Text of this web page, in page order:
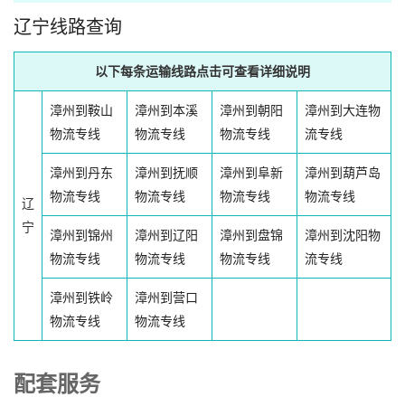
辽宁线路查询
以下每条运输线路点击可查看详细说明
辽
宁
漳州到鞍山
物流专线
漳州到本溪
物流专线
漳州到朝阳
物流专线
漳州到大连物
流专线
漳州到丹东
物流专线
漳州到抚顺
物流专线
漳州到阜新
物流专线
漳州到葫芦岛
物流专线
漳州到锦州
物流专线
漳州到辽阳
物流专线
漳州到盘锦
物流专线
漳州到沈阳物
流专线
漳州到铁岭
物流专线
漳州到营口
物流专线
配套服务